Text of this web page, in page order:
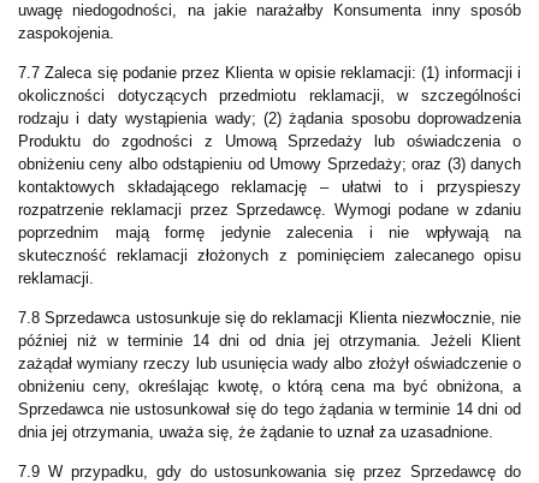
uwagę niedogodności, na jakie narażałby Konsumenta inny sposób
zaspokojenia.
7.7 Zaleca się podanie przez Klienta w opisie reklamacji: (1) informacji i
okoliczności dotyczących przedmiotu reklamacji, w szczególności
rodzaju i daty wystąpienia wady; (2) żądania sposobu doprowadzenia
Produktu do zgodności z Umową Sprzedaży lub oświadczenia o
obniżeniu ceny albo odstąpieniu od Umowy Sprzedaży; oraz (3) danych
kontaktowych składającego reklamację – ułatwi to i przyspieszy
rozpatrzenie reklamacji przez Sprzedawcę. Wymogi podane w zdaniu
poprzednim mają formę jedynie zalecenia i nie wpływają na
skuteczność reklamacji złożonych z pominięciem zalecanego opisu
reklamacji.
7.8 Sprzedawca ustosunkuje się do reklamacji Klienta niezwłocznie, nie
później niż w terminie 14 dni od dnia jej otrzymania. Jeżeli Klient
zażądał wymiany rzeczy lub usunięcia wady albo złożył oświadczenie o
obniżeniu ceny, określając kwotę, o którą cena ma być obniżona, a
Sprzedawca nie ustosunkował się do tego żądania w terminie 14 dni od
dnia jej otrzymania, uważa się, że żądanie to uznał za uzasadnione.
7.9 W przypadku, gdy do ustosunkowania się przez Sprzedawcę do